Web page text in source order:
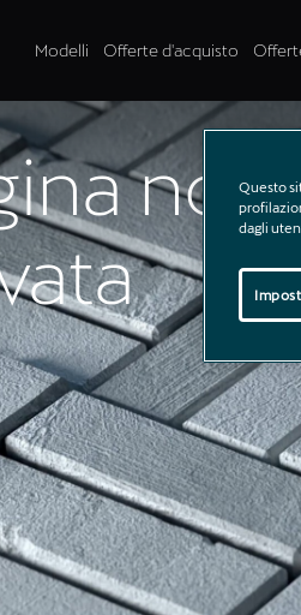
Modelli Offerte d'acquisto
non
Questo
dagli